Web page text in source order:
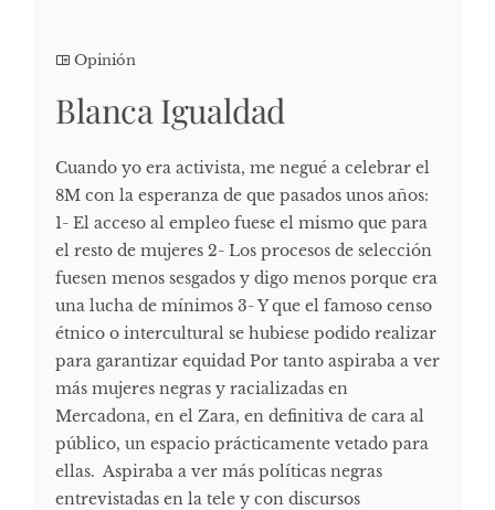
Opinión
Blanca Igualdad
Cuando yo era activista, me negué a celebrar el
8M con la esperanza de que pasados unos años:
1- El acceso al empleo fuese el mismo que para
el resto de mujeres 2- Los procesos de selección
fuesen menos sesgados y digo menos porque era
una lucha de mínimos 3- Y que el famoso censo
étnico o intercultural se hubiese podido realizar
para garantizar equidad Por tanto aspiraba a ver
más mujeres negras y racializadas en
Mercadona, en el Zara, en definitiva de cara al
público, un espacio prácticamente vetado para
ellas. Aspiraba a ver más políticas negras
entrevistadas en la tele y con discursos